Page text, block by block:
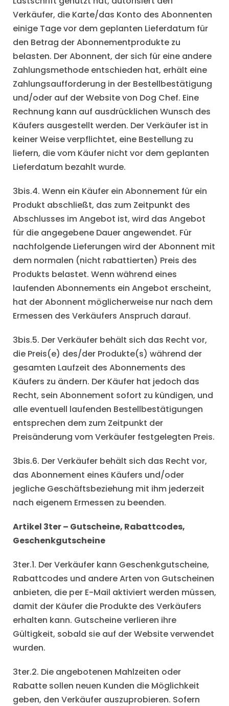
Verkäufer, die Karte/das Konto des Abonnenten
einige Tage vor dem geplanten Lieferdatum für
den Betrag der Abonnementprodukte zu
belasten. Der Abonnent, der sich für eine andere
Zahlungsmethode entschieden hat, erhält eine
Zahlungsaufforderung in der Bestellbestätigung
und/oder auf der Website von Dog Chef. Eine
Rechnung kann auf ausdrücklichen Wunsch des
Käufers ausgestellt werden. Der Verkäufer ist in
keiner Weise verpflichtet, eine Bestellung zu
liefern, die vom Käufer nicht vor dem geplanten
Lieferdatum bezahlt wurde.
3bis.4. Wenn ein Käufer ein Abonnement für ein
Produkt abschließt, das zum Zeitpunkt des
Abschlusses im Angebot ist, wird das Angebot
für die angegebene Dauer angewendet. Für
nachfolgende Lieferungen wird der Abonnent mit
dem normalen (nicht rabattierten) Preis des
Produkts belastet. Wenn während eines
laufenden Abonnements ein Angebot erscheint,
hat der Abonnent möglicherweise nur nach dem
Ermessen des Verkäufers Anspruch darauf.
3bis.5. Der Verkäufer behält sich das Recht vor,
die Preis(e) des/der Produkte(s) während der
gesamten Laufzeit des Abonnements des
Käufers zu ändern. Der Käufer hat jedoch das
Recht, sein Abonnement sofort zu kündigen, und
alle eventuell laufenden Bestellbestätigungen
entsprechen dem zum Zeitpunkt der
Preisänderung vom Verkäufer festgelegten Preis.
3bis.6. Der Verkäufer behält sich das Recht vor,
das Abonnement eines Käufers und/oder
jegliche Geschäftsbeziehung mit ihm jederzeit
nach eigenem Ermessen zu beenden.
Artikel 3ter – Gutscheine, Rabattcodes,
Geschenkgutscheine
3ter.1. Der Verkäufer kann Geschenkgutscheine,
Rabattcodes und andere Arten von Gutscheinen
anbieten, die per E-Mail aktiviert werden müssen,
damit der Käufer die Produkte des Verkäufers
erhalten kann. Gutscheine verlieren ihre
Gültigkeit, sobald sie auf der Website verwendet
wurden.
3ter.2. Die angebotenen Mahlzeiten oder
Rabatte sollen neuen Kunden die Möglichkeit
geben, den Verkäufer auszuprobieren. Sofern